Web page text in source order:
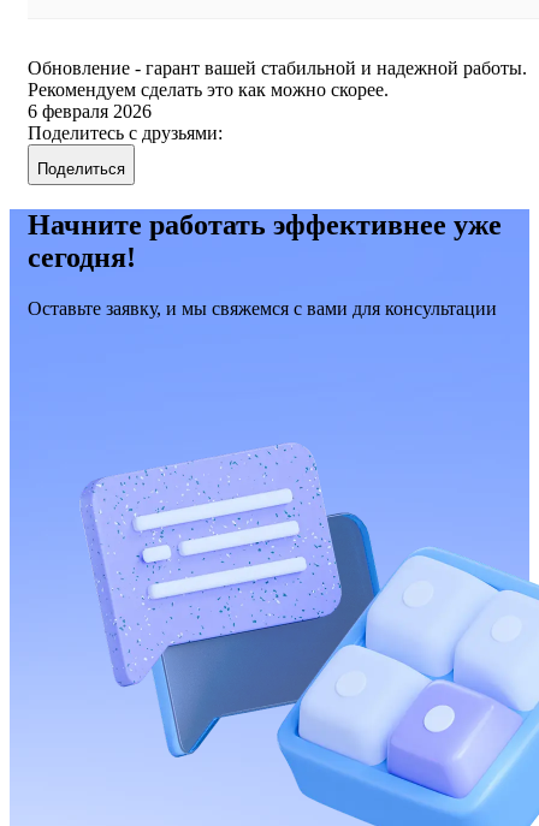
Обновление - гарант вашей стабильной и надежной работы.
Рекомендуем сделать это как можно скорее.
6 февраля 2026
Поделитесь с друзьями:
Поделиться
Начните работать эффективнее уже
сегодня!
Оставьте заявку, и мы свяжемся с вами для консультации